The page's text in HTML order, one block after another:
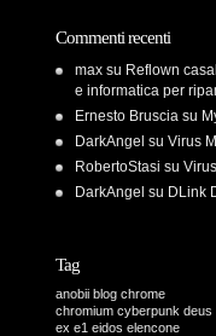
Commenti recenti
max su Reflown
e informatica per
Ernesto Bruscia su
DarkAngel su Virus
RobertoStasi su
DarkAngel su DLink
Tag
anobii blog chrome
chromium cyberpunk deus
ex e1 eidos elencone